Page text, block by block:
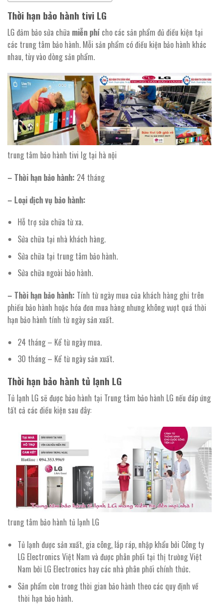
Thời hạn bảo hành tivi LG
LG đảm bảo sửa chữa miễn phí cho các sản phẩm đủ điều kiện tại
các trung tâm bảo hành. Mỗi sản phẩm có điều kiện bảo hành khác
nhau, tùy vào dòng sản phẩm.
trung tâm bảo hành tivi lg tại hà nội
– Thời hạn bảo hành: 24 tháng
– Loại dịch vụ bảo hành:
Hỗ trợ sửa chữa từ xa.
Sửa chữa tại nhà khách hàng.
Sửa chữa tại trung tâm bảo hành.
Sửa chữa ngoài bảo hành.
– Thời hạn bảo hành: Tính từ ngày mua của khách hàng ghi trên
phiếu bảo hành hoặc hóa đơn mua hàng nhưng không vượt quá thời
hạn bảo hành tính từ ngày sản xuất.
24 tháng – Kể từ ngày mua.
30 tháng – Kể từ ngày sản xuất.
Thời hạn bảo hành tủ lạnh LG
Tủ lạnh LG sẽ được bảo hành tại Trung tâm bảo hành LG nếu đáp ứng
tất cả các điều kiện sau đây:
trung tâm bảo hành tủ lạnh LG
Tủ lạnh được sản xuất, gia công, lắp ráp, nhập khẩu bởi Công ty
LG Electronics Việt Nam và được phân phối tại thị trường Việt
Nam bởi LG Electronics hay các nhà phân phối chính thức.
Sản phẩm còn trong thời gian bảo hành theo các quy định về
thời hạn bảo hành.